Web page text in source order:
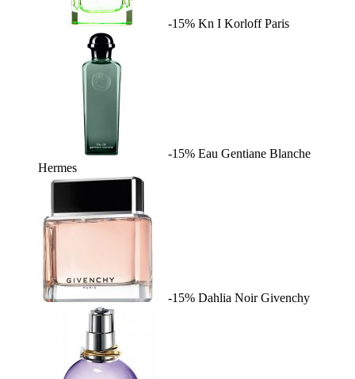
-15% Kn I Korloff Paris
-15% Eau Gentiane Blanche
Hermes
-15% Dahlia Noir Givenchy